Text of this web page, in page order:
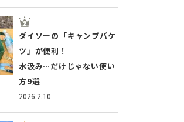
2026.2.10
ダイソーの「キャンプバケ
ツ」が便利！
水汲み…だけじゃない使い
方9選